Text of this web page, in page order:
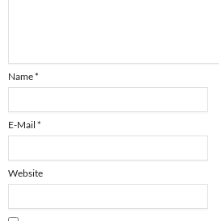
Name*
E-Mail *
Website